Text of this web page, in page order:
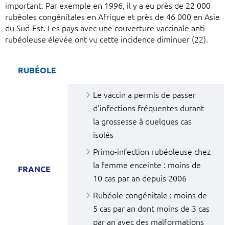
important. Par exemple en 1996, il y a eu près de 22 000
rubéoles congénitales en Afrique et près de 46 000 en Asie
du Sud-Est. Les pays avec une couverture vaccinale anti-
rubéoleuse élevée ont vu cette incidence diminuer (22).
RUBÉOLE
FRANCE
Le vaccin a permis de passer
d'infections fréquentes durant
la grossesse à quelques cas
isolés
Primo-infection rubéoleuse chez
la femme enceinte : moins de
10 cas par an depuis 2006
Rubéole congénitale : moins de
5 cas par an dont moins de 3 cas
par an avec des malformations